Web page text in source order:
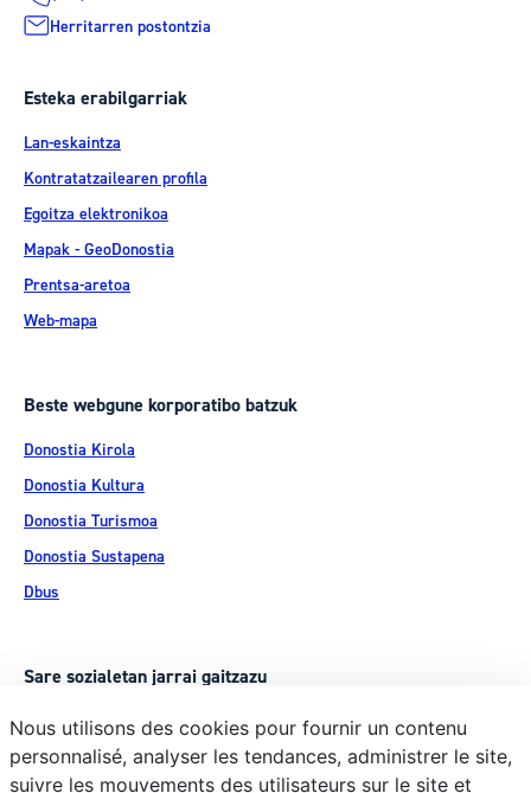
Herritarren postontzia
Esteka erabilgarriak
Lan-eskaintza
Kontratatzailearen profila
Egoitza elektronikoa
Mapak - GeoDonostia
Prentsa-aretoa
Web-mapa
Beste webgune korporatibo batzuk
Donostia Kirola
Donostia Kultura
Donostia Turismoa
Donostia Sustapena
Dbus
Sare sozialetan jarrai gaitzazu
Nous utilisons des cookies pour fournir un contenu
personnalisé, analyser les tendances, administrer le site,
suivre les mouvements des utilisateurs sur le site et